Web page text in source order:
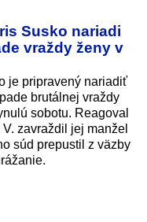
Susko nariadi
vraždy ženy v
je pripravený nariadiť
brutálnej vraždy
sobotu. Reagoval
zavraždil jej manžel
súd prepustil z väzby